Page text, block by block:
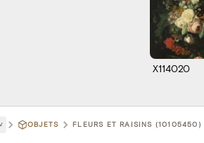
X114020
OBJETS FLEURS ET RAISINS (10105450)